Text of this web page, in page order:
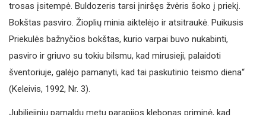
trosas įsitempė. Buldozeris tarsi įniršęs žvėris šoko į priekį.
Bokštas pasviro. Žioplių minia aiktelėjo ir atsitraukė. Puikusis
Priekulės bažnyčios bokštas, kurio varpai buvo nukabinti,
pasviro ir griuvo su tokiu bilsmu, kad mirusieji, palaidoti
šventoriuje, galėjo pamanyti, kad tai paskutinio teismo diena“
(Keleivis, 1992, Nr. 3).
Jubiliejinių pamaldų metu parapijos klebonas priminė, kad